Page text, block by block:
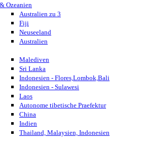
Ozeanien
Australien zu 3
Fiji
Neuseeland
Australien
Malediven
Sri Lanka
Indonesien - Flores,Lombok,Bali
Indonesien - Sulawesi
Laos
Autonome tibetische Praefektur
China
Indien
Thailand, Malaysien, Indonesien